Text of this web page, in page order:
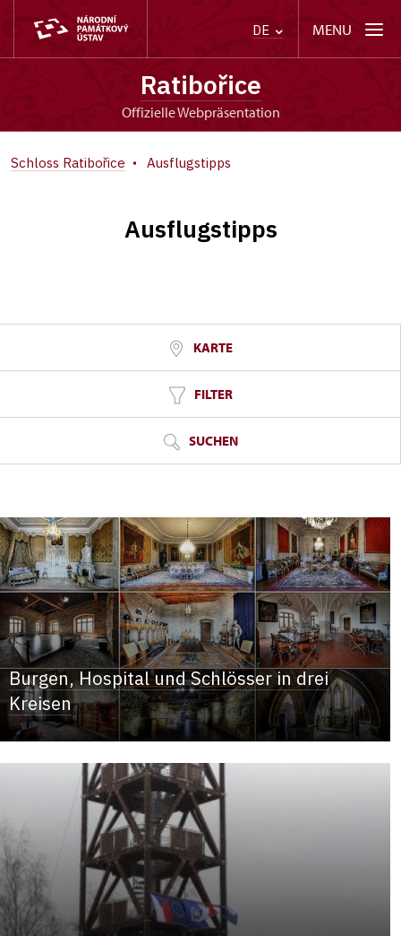
DE MENU
Ratibořice
offizielle Webpräsentation
Schloss Ratibořice Ausflugstipps
Ausflugstipps
KARTE
FILTER
SUCHEN
Burgen, Hospital und Schlösser in drei
Kreisen